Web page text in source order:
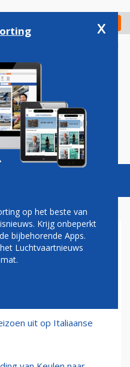
Check in
Vacatures
luchthavens: KLM en
uit op Italiaanse
x
op het beste van
Krijg onbeperkt
bijbehorende Apps.
Luchtvaartnieuws